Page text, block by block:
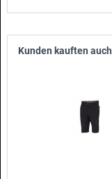
Kunden kauften auch